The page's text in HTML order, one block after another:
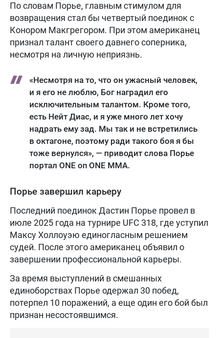
По словам Порье, главным стимулом для
возвращения стал бы четвертый поединок с
Конором Макгрегором. При этом американец
признал талант своего давнего соперника,
несмотря на личную неприязнь.
«Несмотря на то, что он ужасный человек,
и я его не люблю, Бог наградил его
исключительным талантом. Кроме того,
есть Нейт Диас, и я уже много лет хочу
надрать ему зад. Мы так и не встретились
в октагоне, поэтому ради такого боя я бы
тоже вернулся», — приводит слова Порье
портал ONE on ONE MMA.
Порье завершил карьеру
Последний поединок Дастин Порье провел в
июле 2025 года на турнире UFC 318, где уступил
Максу Холлоуэю единогласным решением
судей. После этого американец объявил о
завершении профессиональной карьеры.
За время выступлений в смешанных
единоборствах Порье одержал 30 побед,
потерпел 10 поражений, а еще один его бой был
признан несостоявшимся.